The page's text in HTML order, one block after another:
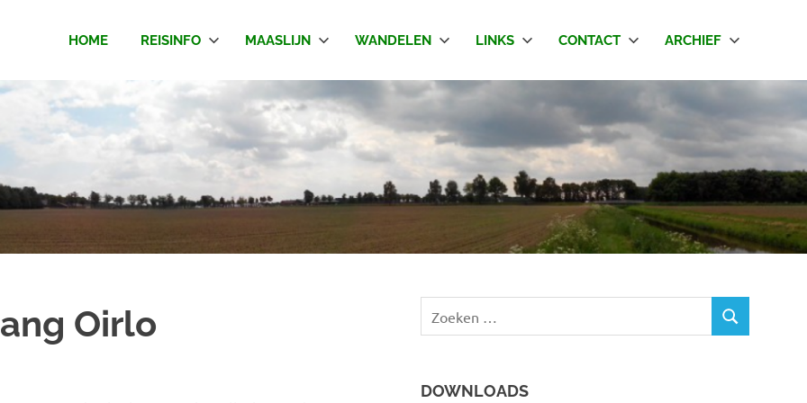
HOME REISINFO MAASLIJN WANDELEN LINKS CONTACT ARCHIEF
Oirlo
e
Z
DOWNLOADS